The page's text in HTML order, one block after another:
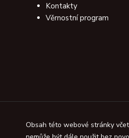
Kontakty
Věrnostní program
Obsah této webové stránky